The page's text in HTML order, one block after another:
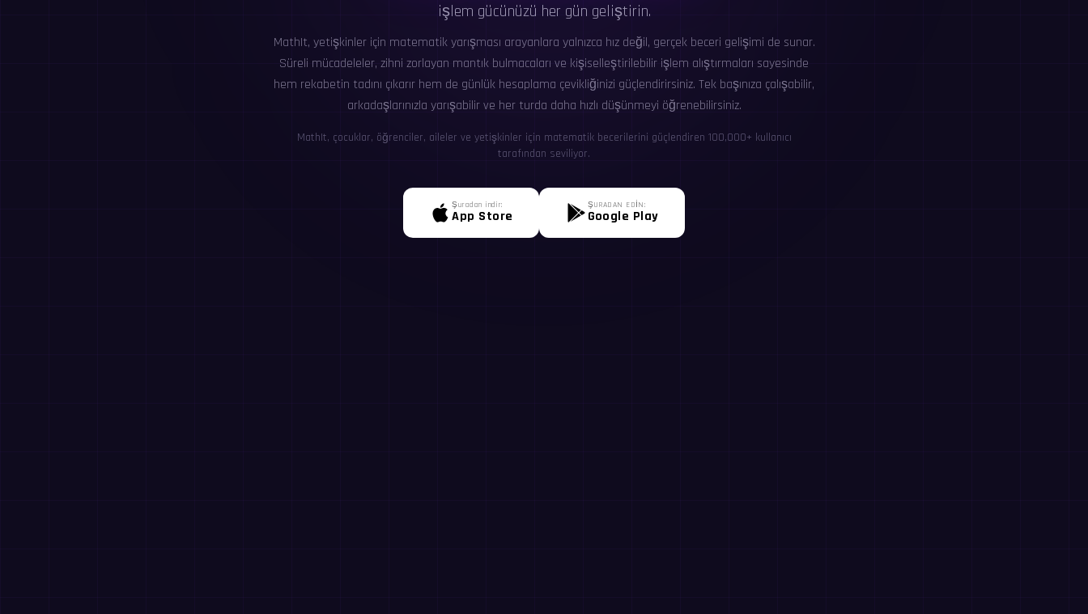
işlem gücünüzü her gün geliştirin.
MathIt, yetişkinler için matematik yarışması arayanlara yalnızca hız değil, gerçek beceri gelişimi de sunar.
Süreli mücadeleler, zihni zorlayan mantık bulmacaları ve kişiselleştirilebilir işlem alıştırmaları sayesinde
hem rekabetin tadını çıkarır hem de günlük hesaplama çevikliğinizi güçlendirirsiniz. Tek başınıza çalışabilir,
arkadaşlarınızla yarışabilir ve her turda daha hızlı düşünmeyi öğrenebilirsiniz.
MathIt, çocuklar, öğrenciler, aileler ve yetişkinler için matematik becerilerini güçlendiren 100,000+ kullanıcı
tarafından seviliyor.
Şuradan indir:
App Store
ŞURADAN EDİN:
Google Play